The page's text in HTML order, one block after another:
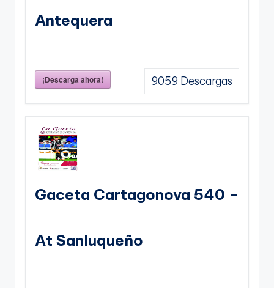
Antequera
¡Descarga ahora! 9059 Descargas
Gaceta Cartagonova 540 –
At Sanluqueño